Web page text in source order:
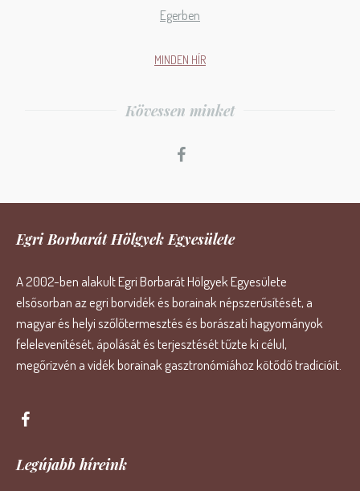
Egerben
MINDEN HÍR
Kövessen minket
Egri Borbarát Hölgyek Egyesülete
A 2002-ben alakult Egri Borbarát Hölgyek Egyesülete
elsősorban az egri borvidék és borainak népszerűsítését, a
magyar és helyi szőlőtermesztés és borászati hagyományok
felelevenítését, ápolását és terjesztését tűzte ki célul,
megőrizvén a vidék borainak gasztronómiához kötődő tradícióit.
Legújabb híreink